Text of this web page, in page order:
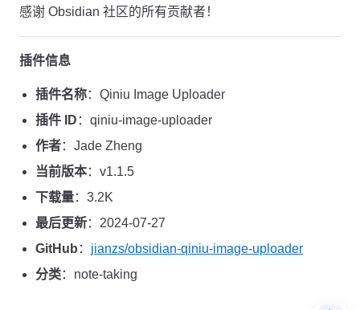
感谢 Obsidian 社区的所有贡献者！
插件信息
插件名称：Qiniu Image Uploader
插件 ID ：qiniu-image-uploader
作者：Jade Zheng
当前版本：v1.1.5
下载量：3.2K
最后更新：2024-07-27
GitHub ： jianzs/obsidian-qiniu-image-uploader
分类：note-taking